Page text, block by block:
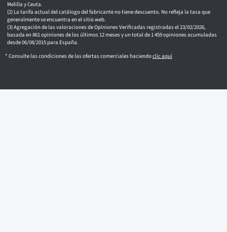
Melilla y Ceuta.
La tarifa actual del catálogo del fabricante no tiene descuento. No refleja la tasa que
generalmente se encuentra en el sitio web.
Agregación de las valoraciones de Opiniones Verificadas registradas el 23/02/2026,
basada en 861 opiniones de los últimos 12 meses y un total de 1 459 opiniones acumuladas
desde 06/08/2015 para España.
* Consulte las condiciones de las ofertas comerciales haciendoclic aquí